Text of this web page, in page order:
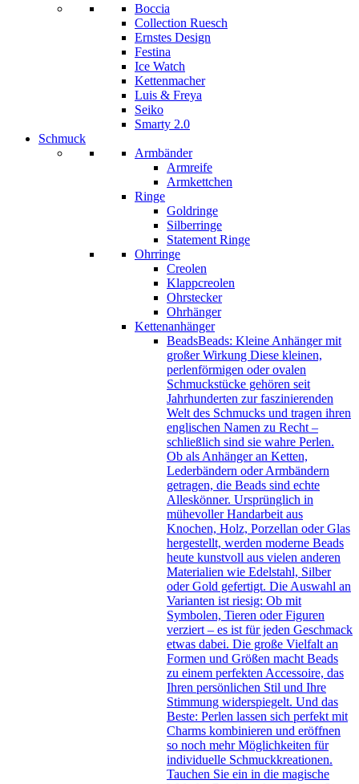
Boccia
Collection Ruesch
Ernstes Design
Festina
Ice Watch
Kettenmacher
Luis & Freya
Seiko
Smarty 2.0
Schmuck
Armbänder
Armreife
Armkettchen
Ringe
Goldringe
Silberringe
Statement Ringe
Ohrringe
Creolen
Klappcreolen
Ohrstecker
Ohrhänger
Kettenanhänger
BeadsBeads: Kleine Anhänger mit
großer Wirkung Diese kleinen,
perlenförmigen oder ovalen
Schmuckstücke gehören seit
Jahrhunderten zur faszinierenden
Welt des Schmucks und tragen ihren
englischen Namen zu Recht –
schließlich sind sie wahre Perlen.
Ob als Anhänger an Ketten,
Lederbändern oder Armbändern
getragen, die Beads sind echte
Alleskönner. Ursprünglich in
mühevoller Handarbeit aus
Knochen, Holz, Porzellan oder Glas
hergestellt, werden moderne Beads
heute kunstvoll aus vielen anderen
Materialien wie Edelstahl, Silber
oder Gold gefertigt. Die Auswahl an
Varianten ist riesig: Ob mit
Symbolen, Tieren oder Figuren
verziert – es ist für jeden Geschmack
etwas dabei. Die große Vielfalt an
Formen und Größen macht Beads
zu einem perfekten Accessoire, das
Ihren persönlichen Stil und Ihre
Stimmung widerspiegelt. Und das
Beste: Perlen lassen sich perfekt mit
Charms kombinieren und eröffnen
so noch mehr Möglichkeiten für
individuelle Schmuckkreationen.
Tauchen Sie ein in die magische